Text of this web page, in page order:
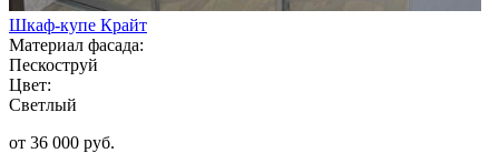
Шкаф-купе Крайт
Материал фасада:
Пескоструй
Цвет:
Светлый
от 36 000 руб.